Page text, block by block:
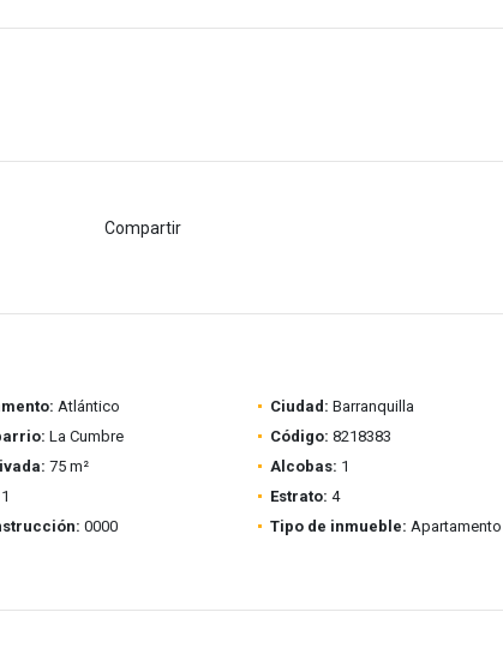
Compartir
Atlántico Ciudad: Barranquilla
La Cumbre Código: 8218383
75 m² Alcobas: 1
1 Estrato: 4
0000 Tipo de inmueble: Apartamento